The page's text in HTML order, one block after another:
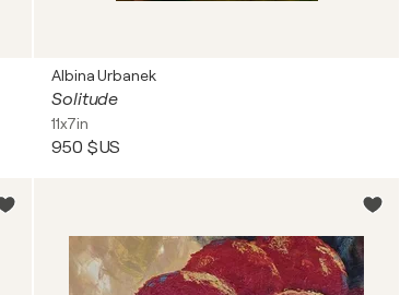
Albina Urbanek
Solitude
11x7in
950 $US